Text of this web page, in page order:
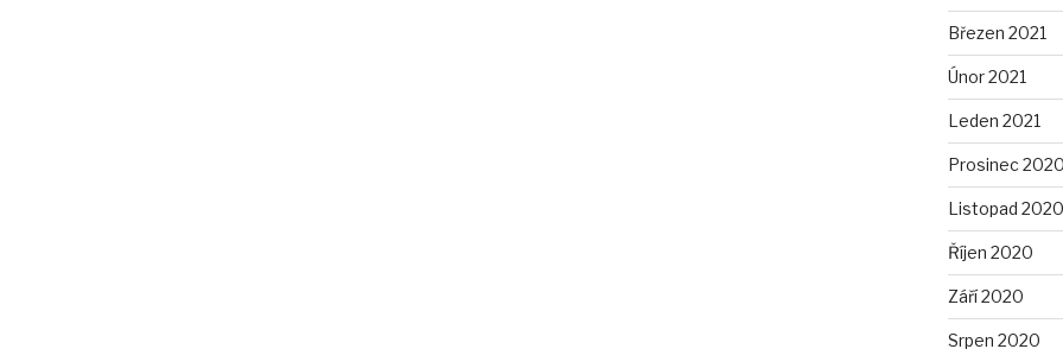
Březen 2021
Únor 2021
Leden 2021
Prosinec
Listopad 2020
Říjen 2020
Září 2020
Srpen 2020